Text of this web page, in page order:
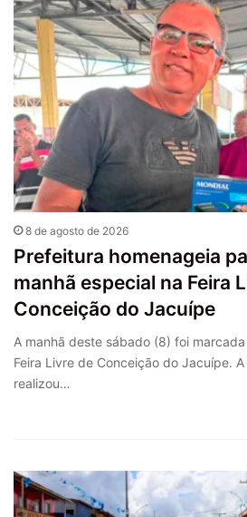
8 de agosto de 2026
Prefeitura homenageia
manhã especial na Feira
Conceição do Jacuípe
A manhã deste sábado (8) foi
Feira Livre de Conceição do Jacuípe.
realizou…